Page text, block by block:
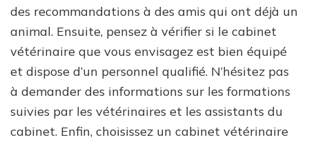
des recommandations à des amis qui ont déjà un
animal. Ensuite, pensez à vérifier si le cabinet
vétérinaire que vous envisagez est bien équipé
et dispose d’un personnel qualifié. N’hésitez pas
à demander des informations sur les formations
suivies par les vétérinaires et les assistants du
cabinet. Enfin, choisissez un cabinet vétérinaire